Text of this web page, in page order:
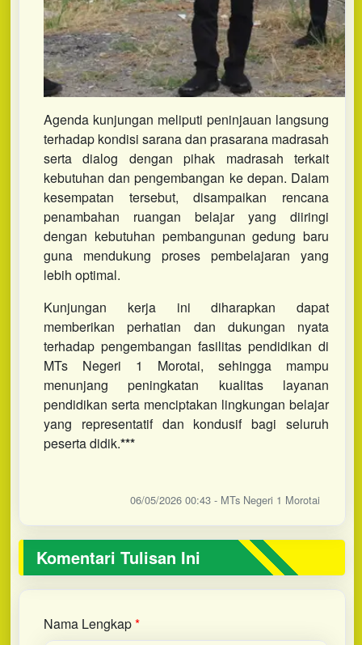
Agenda kunjungan meliputi peninjauan langsung
terhadap kondisi sarana dan prasarana madrasah
serta dialog dengan pihak madrasah terkait
kebutuhan dan pengembangan ke depan. Dalam
kesempatan tersebut, disampaikan rencana
penambahan ruangan belajar yang diiringi
dengan kebutuhan pembangunan gedung baru
guna mendukung proses pembelajaran yang
lebih optimal.
Kunjungan kerja ini diharapkan dapat
memberikan perhatian dan dukungan nyata
terhadap pengembangan fasilitas pendidikan di
MTs Negeri 1 Morotai, sehingga mampu
menunjang peningkatan kualitas layanan
pendidikan serta menciptakan lingkungan belajar
yang representatif dan kondusif bagi seluruh
peserta didik.***
06/05/2026 00:43 - MTs Negeri 1 Morotai
Komentari Tulisan Ini
Nama Lengkap*